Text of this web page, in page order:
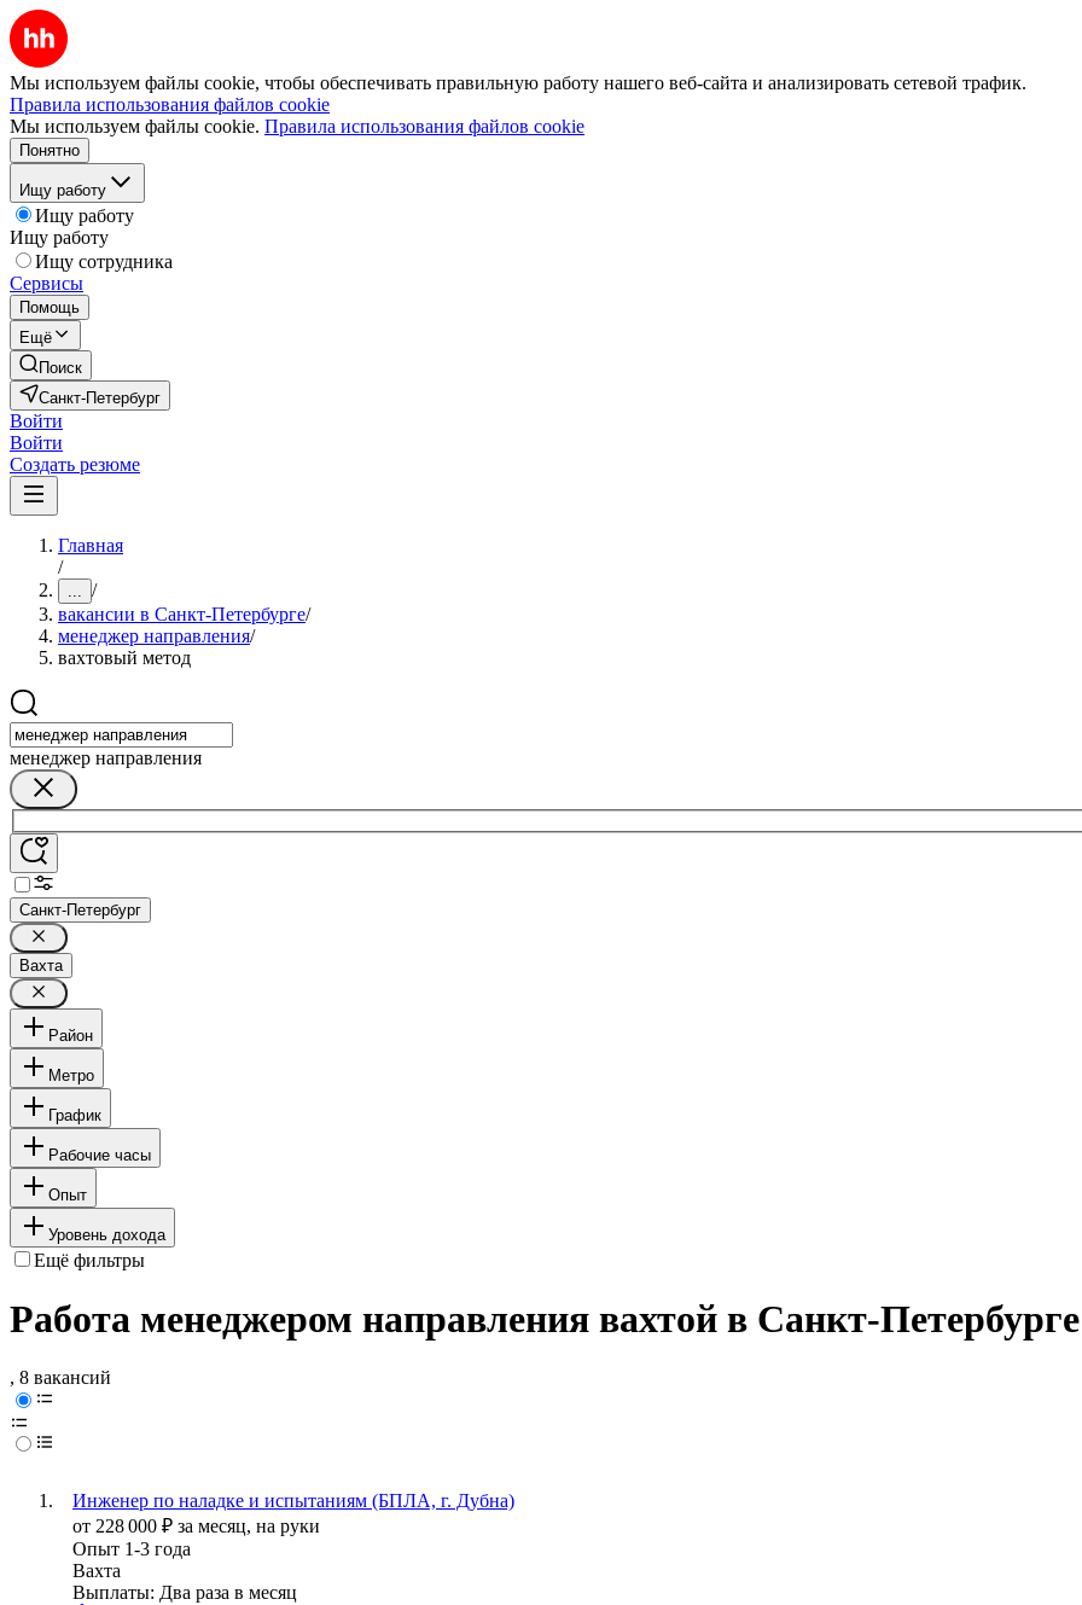
Мы используем файлы cookie, чтобы обеспечивать правильную работу нашего веб-сайта и анализировать сетевой трафик.
Правила использования файлов cookie
Мы используем файлы cookie. Правила использования файлов cookie
Понятно
Ищу работу
Ищу работу
Ищу работу
Ищу сотрудника
Сервисы
Помощь
Ещё
Поиск
Санкт-Петербург
Войти
Войти
Создать резюме
Главная
/
... /
вакансии в Санкт-Петербурге/
менеджер направления/
вахтовый метод
менеджер направления
Санкт-Петербург
Вахта
Район
Метро
График
Рабочие часы
Опыт
Уровень дохода
Ещё фильтры
Работа менеджером направления вахтой в Санкт-Петербурге
, 8 вакансий
Инженер по наладке и испытаниям (БПЛА, г. Дубна)
от 228 000 ₽ за месяц, на руки
Опыт 1-3 года
Вахта
Выплаты: Два раза в месяц